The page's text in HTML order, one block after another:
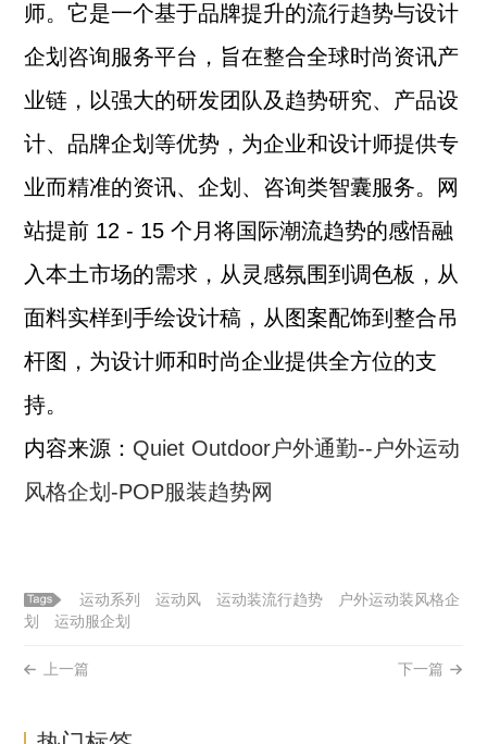
师。它是一个基于品牌提升的流行趋势与设计
企划咨询服务平台，旨在整合全球时尚资讯产
业链，以强大的研发团队及趋势研究、产品设
计、品牌企划等优势，为企业和设计师提供专
业而精准的资讯、企划、咨询类智囊服务。网
站提前 12 - 15 个月将国际潮流趋势的感悟融
入本土市场的需求，从灵感氛围到调色板，从
面料实样到手绘设计稿，从图案配饰到整合吊
杆图，为设计师和时尚企业提供全方位的支
持。
内容来源： Quiet Outdoor户外通勤--户外运动
风格企划-POP服装趋势网
运动系列 运动风 运动装流行趋势
户外运动装风格企
划
运动服企划
上一篇 下一篇